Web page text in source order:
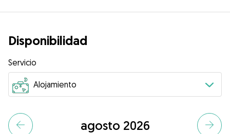
Disponibilidad
Servicio
agosto 2026